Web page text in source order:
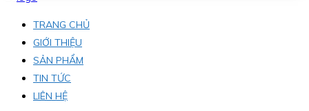
TRANG CHỦ
GIỚI THIỆU
SẢN PHẨM
TIN TỨC
LIÊN HỆ